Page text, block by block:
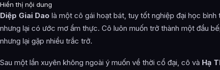
Hiển thị nội dung
Diệp Giai Dao là một cô gái hoạt bát, tuy tốt nghiệp đại học bình
nhưng lại có ước mơ ẩm thực. Cô luôn muốn trở thành một đầu
nhưng lại gặp nhiều trắc trở.
Sau một lần xuyên không ngoài ý muốn về thời cổ đại, cô và Hạ